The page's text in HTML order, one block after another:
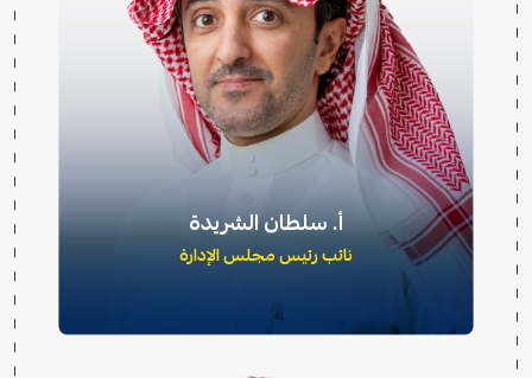
أ. سلطان الشريدة
نائب رئيس مجلس الإدارة